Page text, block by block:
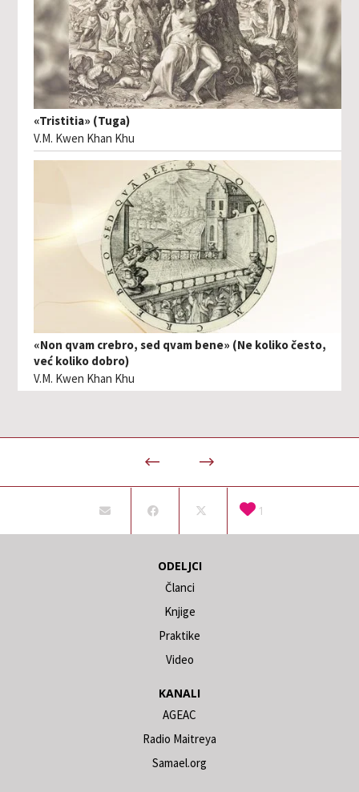
«Tristitia» (Tuga)
V.M. Kwen Khan Khu
«Non qvam crebro, sed qvam bene» (Ne koliko često,
već koliko dobro)
V.M. Kwen Khan Khu
1
ODELJCI
Članci
Knjige
Praktike
Video
KANALI
AGEAC
Radio Maitreya
Samael.org